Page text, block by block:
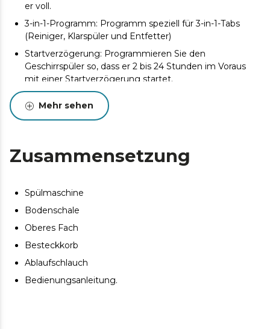
er voll.
3-in-1-Programm: Programm speziell für 3-in-1-Tabs
(Reiniger, Klarspüler und Entfetter)
Startverzögerung: Programmieren Sie den
Geschirrspüler so, dass er 2 bis 24 Stunden im Voraus
mit einer Startverzögerung startet.
Dry+: Verlängert den Trocknungsprozess um 1 bis 15
Minuten, um die Leistung zu verbessern.
Kindersicherung: Kindersicherung.
Mehr sehen
Zusammensetzung
Spülmaschine
Bodenschale
Oberes Fach
Besteckkorb
Ablaufschlauch
Bedienungsanleitung.